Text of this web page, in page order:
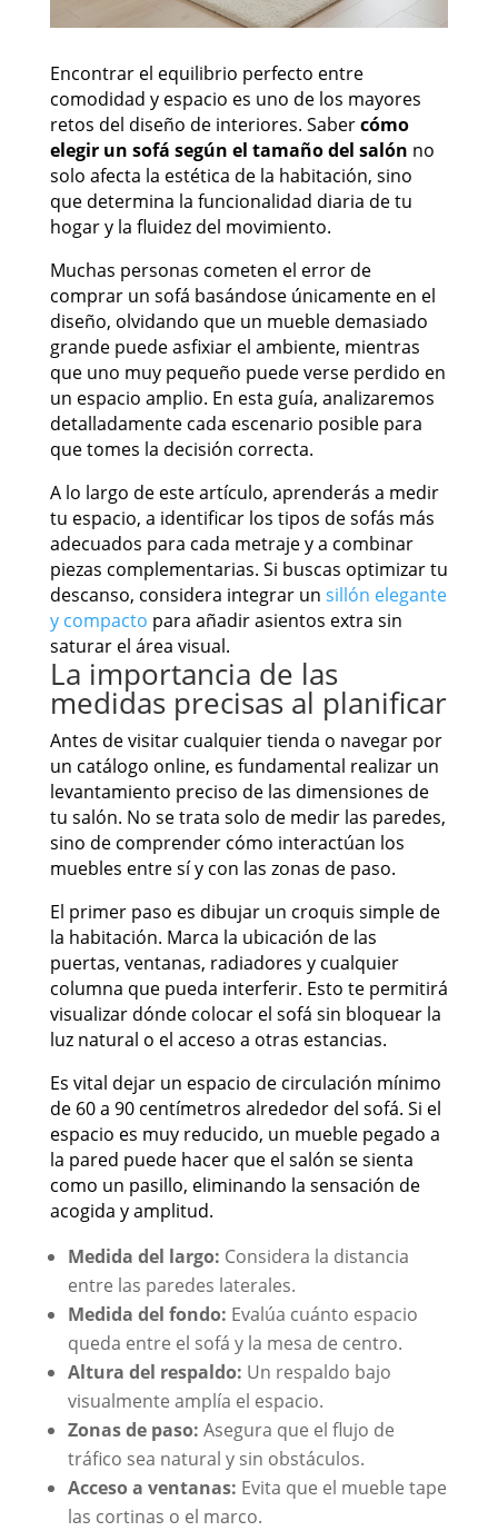
Encontrar el equilibrio perfecto entre
comodidad y espacio es uno de los mayores
retos del diseño de interiores. Sabercómo
elegir un sofá según el tamaño del salón no
solo afecta la estética de la habitación, sino
que determina la funcionalidad diaria de tu
hogar y la fluidez del movimiento.
Muchas personas cometen el error de
comprar un sofá basándose únicamente en el
diseño, olvidando que un mueble demasiado
grande puede asfixiar el ambiente, mientras
que uno muy pequeño puede verse perdido en
un espacio amplio. En esta guía, analizaremos
detalladamente cada escenario posible para
que tomes la decisión correcta.
A lo largo de este artículo, aprenderás a medir
tu espacio, a identificar los tipos de sofás más
adecuados para cada metraje y a combinar
piezas complementarias. Si buscas optimizar tu
descanso, considera integrar un sillón elegante
y compacto para añadir asientos extra sin
saturar el área visual.
La importancia de las
medidas precisas al planificar
Antes de visitar cualquier tienda o navegar por
un catálogo online, es fundamental realizar un
levantamiento preciso de las dimensiones de
tu salón. No se trata solo de medir las paredes,
sino de comprender cómo interactúan los
muebles entre sí y con las zonas de paso.
El primer paso es dibujar un croquis simple de
la habitación. Marca la ubicación de las
puertas, ventanas, radiadores y cualquier
columna que pueda interferir. Esto te permitirá
visualizar dónde colocar el sofá sin bloquear la
luz natural o el acceso a otras estancias.
Es vital dejar un espacio de circulación mínimo
de 60 a 90 centímetros alrededor del sofá. Si el
espacio es muy reducido, un mueble pegado a
la pared puede hacer que el salón se sienta
como un pasillo, eliminando la sensación de
acogida y amplitud.
Medida del largo: Considera la distancia
entre las paredes laterales.
Medida del fondo: Evalúa cuánto espacio
queda entre el sofá y la mesa de centro.
Altura del respaldo: Un respaldo bajo
visualmente amplía el espacio.
Zonas de paso: Asegura que el flujo de
tráfico sea natural y sin obstáculos.
Acceso a ventanas: Evita que el mueble tape
las cortinas o el marco.